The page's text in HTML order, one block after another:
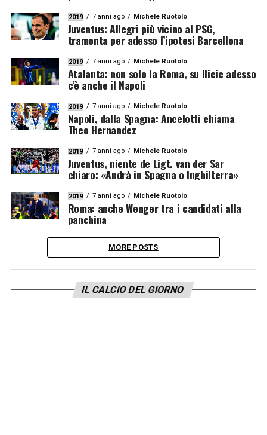
2019 7 anni ago Michele Ruotolo
Juventus: Allegri più vicino al PSG,
tramonta per adesso l’ipotesi Barcellona
2019 7 anni ago Michele Ruotolo
Atalanta: non solo la Roma, su Ilicic adesso
c’è anche il Napoli
2019 7 anni ago Michele Ruotolo
Napoli, dalla Spagna: Ancelotti chiama
Theo Hernandez
2019 7 anni ago Michele Ruotolo
Juventus, niente de Ligt. van der Sar
chiaro: «Andrà in Spagna o Inghilterra»
2019 7 anni ago Michele Ruotolo
Roma: anche Wenger tra i candidati alla
panchina
MORE POSTS
IL CALCIO DEL GIORNO